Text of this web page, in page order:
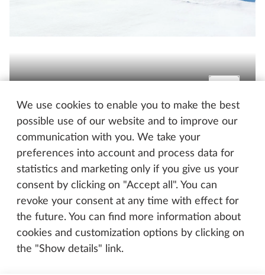
We use cookies to enable you to make the best
possible use of our website and to improve our
communication with you. We take your
preferences into account and process data for
statistics and marketing only if you give us your
consent by clicking on "Accept all". You can
revoke your consent at any time with effect for
the future. You can find more information about
cookies and customization options by clicking on
the "Show details" link.